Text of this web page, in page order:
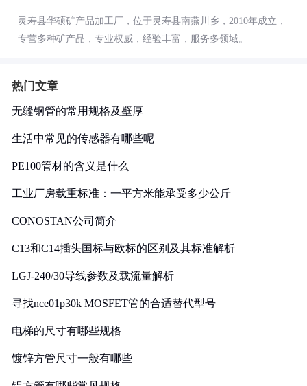
灵寿县华硕矿产品加工厂，位于灵寿县南燕川乡，2010年成立，
专营多种矿产品，专业权威，经验丰富，服务多领域。
热门文章
无缝钢管的常用规格及壁厚
生活中常见的传感器有哪些呢
PE100管材的含义是什么
工业厂房载重标准：一平方米能承受多少公斤
CONOSTAN公司简介
C13和C14插头国标与欧标的区别及其标准解析
LGJ-240/30导线参数及载流量解析
寻找nce01p30k MOSFET管的合适替代型号
电梯的尺寸有哪些规格
镀锌方管尺寸一般有哪些